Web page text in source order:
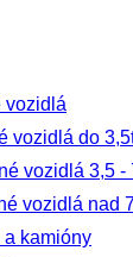
vozidlá
vozidlá do
vozidlá 3,5 -
vozidlá nad
a kamióny
nad 7,5t